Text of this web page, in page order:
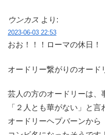
ウンカス より:
2023-06-03 22:53
おお！！！ローマの休日！
オードリー繋がりのオード
芸人の方のオードリーは、
「２人とも華がない」と言
オードリーヘプバーンから